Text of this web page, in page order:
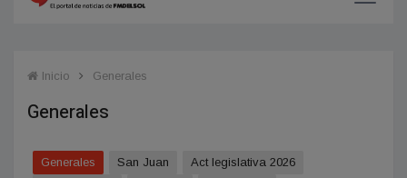
Inicio Generales
Generales
Generales San Juan
Act legislativa 2026